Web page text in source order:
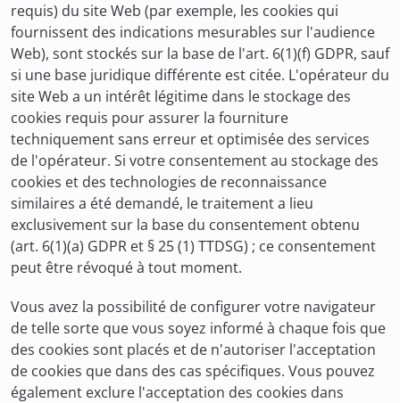
requis) du site Web (par exemple, les cookies qui
fournissent des indications mesurables sur l'audience
Web), sont stockés sur la base de l'art. 6(1)(f) GDPR, sauf
si une base juridique différente est citée. L'opérateur du
site Web a un intérêt légitime dans le stockage des
cookies requis pour assurer la fourniture
techniquement sans erreur et optimisée des services
de l'opérateur. Si votre consentement au stockage des
cookies et des technologies de reconnaissance
similaires a été demandé, le traitement a lieu
exclusivement sur la base du consentement obtenu
(art. 6(1)(a) GDPR et § 25 (1) TTDSG) ; ce consentement
peut être révoqué à tout moment.
Vous avez la possibilité de configurer votre navigateur
de telle sorte que vous soyez informé à chaque fois que
des cookies sont placés et de n'autoriser l'acceptation
de cookies que dans des cas spécifiques. Vous pouvez
également exclure l'acceptation des cookies dans